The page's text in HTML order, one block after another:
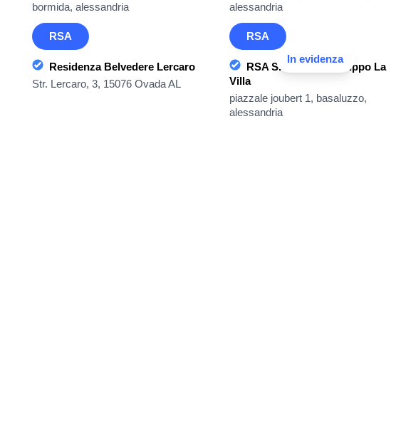
bormida, alessandria
alessandria
RSA
Residenza Belvedere Lercaro
Str. Lercaro, 3, 15076 Ovada AL
In evidenza
RSA
RSA S. Antonio - Gruppo La
Villa
piazzale joubert 1, basaluzzo,
alessandria